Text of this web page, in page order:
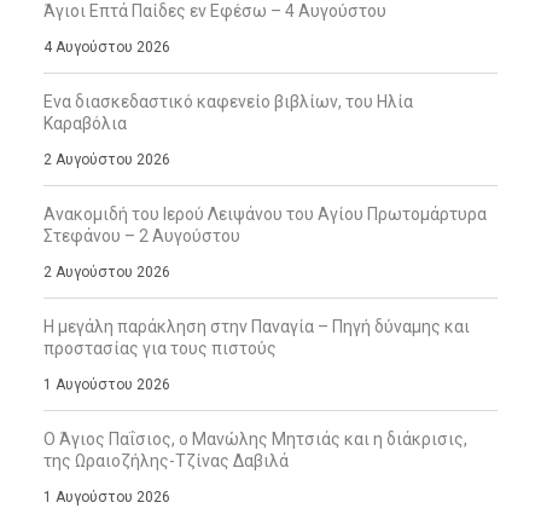
Άγιοι Επτά Παίδες εν Εφέσω – 4 Αυγούστου
4 Αυγούστου 2026
Ενα διασκεδαστικό καφενείο βιβλίων, του Ηλία
Καραβόλια
2 Αυγούστου 2026
Ανακομιδή του Ιερού Λειψάνου του Αγίου Πρωτομάρτυρα
Στεφάνου – 2 Αυγούστου
2 Αυγούστου 2026
Η μεγάλη παράκληση στην Παναγία – Πηγή δύναμης και
προστασίας για τους πιστούς
1 Αυγούστου 2026
Ο Άγιος Παΐσιος, ο Μανώλης Μητσιάς και η διάκρισις,
της Ωραιοζήλης-Τζίνας Δαβιλά
1 Αυγούστου 2026